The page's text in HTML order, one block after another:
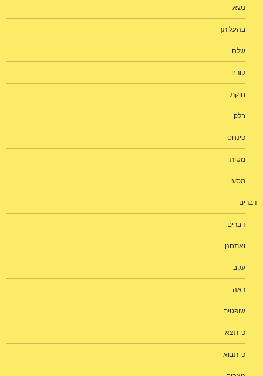
נשא
בהעלותך
שלח
קורח
חוקת
בלק
פינחס
מטות
מסעי
דברים
דברים
ואתחנן
עקב
ראה
שופטים
כי תצא
כי תבוא